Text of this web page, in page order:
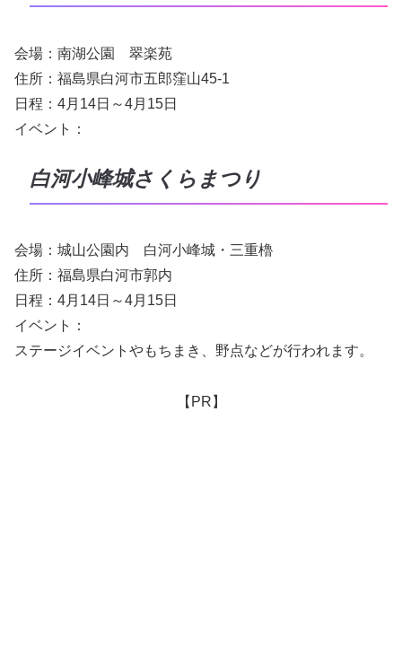
会場：南湖公園 翠楽苑
住所：福島県白河市五郎窪山45-1
日程：4月14日～4月15日
イベント：
白河小峰城さくらまつり
会場：城山公園内 白河小峰城・三重櫓
住所：福島県白河市郭内
日程：4月14日～4月15日
イベント：
ステージイベントやもちまき、野点などが行われます。
【PR】